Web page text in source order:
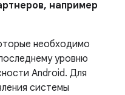
например
необходимо
уровню
Android. Для
системы